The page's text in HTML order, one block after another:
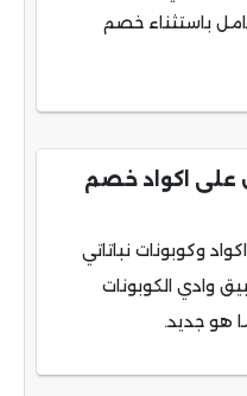
باستثناء خصم
على اكواد خصم
وكوبونات نباتاتي
وادي الكوبونات
هو جديد.